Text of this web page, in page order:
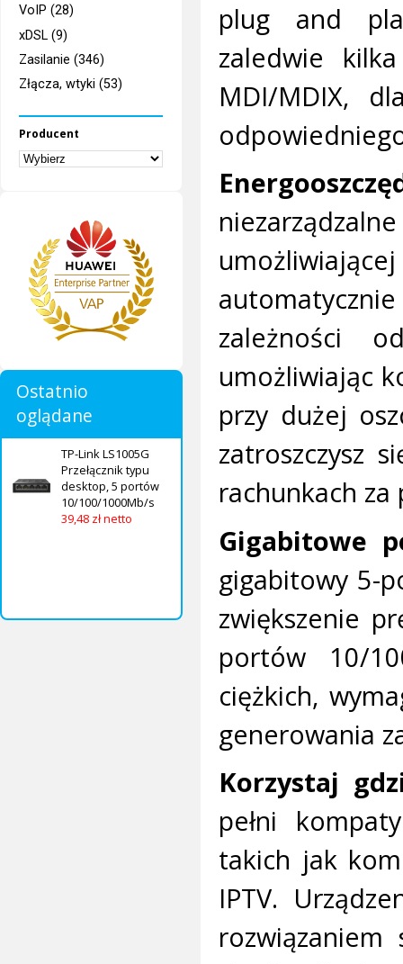
VoIP (28)
xDSL (9)
Zasilanie (346)
Złącza, wtyki (53)
Producent
Ostatnio
oglądane
TP-Link LS1005G
Przełącznik typu
desktop, 5 portów
10/100/1000Mb/s
39,48 zł netto
plug and
zaledwie
MDI/MDIX,
zależności
umożliwiając
przy dużej
zatroszczysz
rachunkach za
Gigabitowe
gigabitowy 5-
zwiększenie
portów 10/
ciężkich,
generowania
Korzystaj
pełni
takich jak
IPTV.